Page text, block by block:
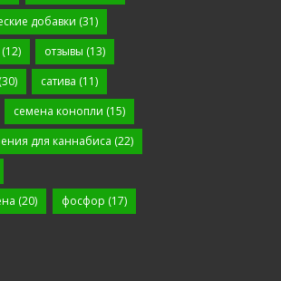
добавки (31)
отзывы (13)
(30) сатива (11)
семена конопли (15)
для каннабиса (22)
(20) фосфор (17)